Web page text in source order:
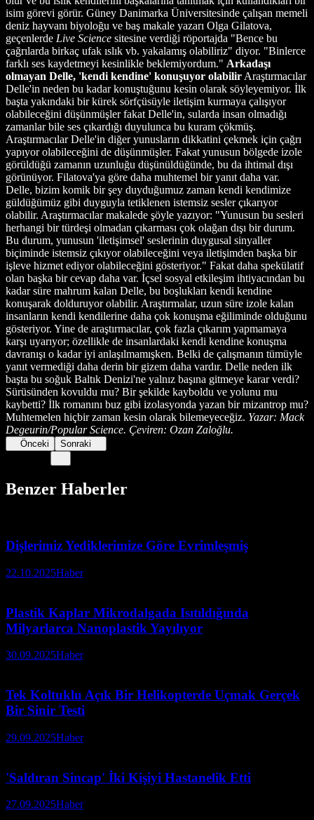
isim görevi görür. Güney Danimarka Üniversitesinde çalışan memeli
deniz hayvanı biyoloğu ve baş makale yazarı Olga Gilatova,
geçenlerde Live Science sitesine verdiği röportajda "Bence bu
çağrılarda birkaç ufak ıslık vb. yakalamış olabiliriz" diyor. "Binlerce
farklı ses kaydetmeyi kesinlikle beklemiyordum." Arkadaşı
olmayan Delle, 'kendi kendine' konuşuyor olabilir Araştırmacılar
Delle'in neden bu kadar konuştuğunu kesin olarak söyleyemiyor. İlk
başta yakındaki bir kürek sörfçüsüyle iletişim kurmaya çalışıyor
olabileceğini düşünmüşler fakat Delle'in, sularda insan olmadığı
zamanlar bile ses çıkardığı duyulunca bu kuram çökmüş.
Araştırmacılar Delle'in diğer yunusların dikkatini çekmek için çağrı
yapıyor olabileceğini de düşünmüşler. Fakat yunusun bölgede izole
görüldüğü zamanın uzunluğu düşünüldüğünde, bu da ihtimal dışı
görünüyor. Filatova'ya göre daha muhtemel bir yanıt daha var.
Delle, bizim komik bir şey duyduğumuz zaman kendi kendimize
güldüğümüz gibi duyguyla tetiklenen istemsiz sesler çıkarıyor
olabilir. Araştırmacılar makalede şöyle yazıyor: "Yunusun bu sesleri
herhangi bir türdeşi olmadan çıkarması çok olağan dışı bir durum.
Bu durum, yunusun 'iletişimsel' seslerinin duygusal sinyaller
biçiminde istemsiz çıkıyor olabileceğini veya iletişimden başka bir
işleve hizmet ediyor olabileceğini gösteriyor." Fakat daha spekülatif
olan başka bir cevap daha var. İçsel sosyal etkileşim ihtiyacından bu
kadar süre mahrum kalan Delle, bu boşlukları kendi kendine
konuşarak dolduruyor olabilir. Araştırmalar, uzun süre izole kalan
insanların kendi kendilerine daha çok konuşma eğiliminde olduğunu
gösteriyor. Yine de araştırmacılar, çok fazla çıkarım yapmamaya
karşı uyarıyor; özellikle de insanlardaki kendi kendine konuşma
davranışı o kadar iyi anlaşılmamışken. Belki de çalışmanın tümüyle
yanıt vermediği daha derin bir gizem daha vardır. Delle neden ilk
başta bu soğuk Baltık Denizi'ne yalnız başına gitmeye karar verdi?
Sürüsünden kovuldu mu? Bir şekilde kayboldu ve yolunu mu
kaybetti? İlk romanını buz gibi izolasyonda yazan bir mizantrop mu?
Muhtemelen hiçbir zaman kesin olarak bilemeyeceğiz. Yazar: Mack
Degeurin/Popular Science. Çeviren: Ozan Zaloğlu.
Önceki Sonraki
Benzer Haberler
Dişlerimiz Yediklerimize Göre Evrimleşmiş
22.10.2025Haber
Plastik Kaplar Mikrodalgada Isıtıldığında
Milyarlarca Nanoplastik Yayılıyor
30.09.2025Haber
Tek Koltuklu Açık Bir Helikopterde Uçmak Gerçek
Bir Sinir Testi
29.09.2025Haber
'Saldıran Sincap' İki Kişiyi Hastanelik Etti
27.09.2025Haber